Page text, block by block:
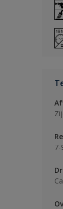
7-